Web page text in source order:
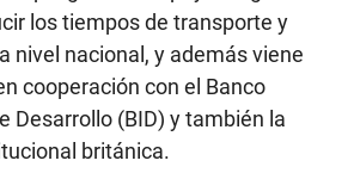
los tiempos de transporte y
nivel nacional, y además viene
cooperación con el Banco
Desarrollo (BID) y también la
británica.